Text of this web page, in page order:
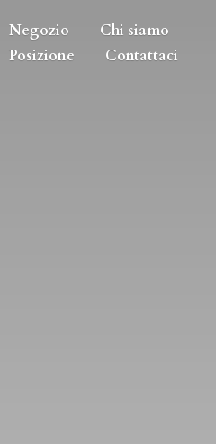
Negozio
Chi siamo
Posizione
Contattaci